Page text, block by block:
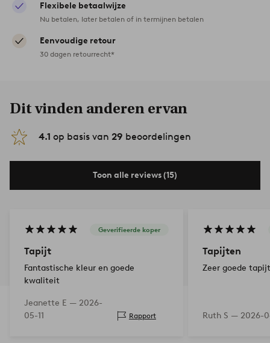
Flexibele betaalwijze
Nu betalen, later betalen of in termijnen betalen
Eenvoudige retour
30 dagen retourrecht*
Dit vinden anderen ervan
4.1 op basis van 29 beoordelingen
Toon alle reviews (15)
Geverifieerde koper
Tapijt
Fantastische kleur en goede
kwaliteit
Jeanette E — 2026-
05-11
Rapport
Tapijten
Zeer goede
Ruth S — 2026-